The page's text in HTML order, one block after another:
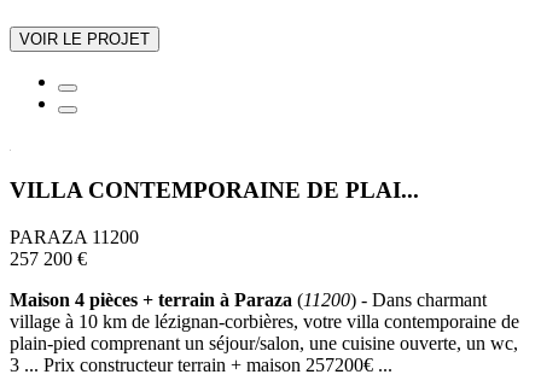
VOIR LE PROJET
VILLA CONTEMPORAINE DE PLAI...
PARAZA 11200
257 200 €
Maison 4 pièces + terrain à Paraza (11200) - Dans charmant
village à 10 km de lézignan-corbières, votre villa contemporaine de
plain-pied comprenant un séjour/salon, une cuisine ouverte, un wc,
3 ... Prix constructeur terrain + maison 257200€ ...